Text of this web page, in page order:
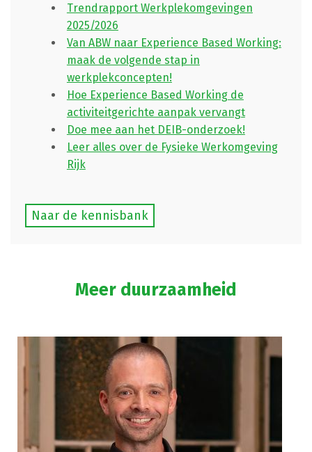
Trendrapport Werkplekomgevingen
2025/2026
Van ABW naar Experience Based Working:
maak de volgende stap in
werkplekconcepten!
Hoe Experience Based Working de
activiteitgerichte aanpak vervangt
Doe mee aan het DEIB-onderzoek!
Leer alles over de Fysieke Werkomgeving
Rijk
Naar de kennisbank
Meer duurzaamheid